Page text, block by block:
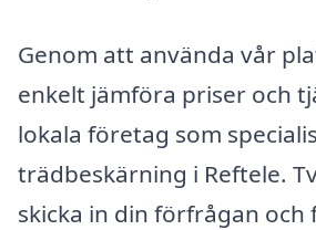
Genom att använda vår
enkelt jämföra priser och
lokala företag som
trädbeskärning i Reftele.
skicka in din förfrågan och